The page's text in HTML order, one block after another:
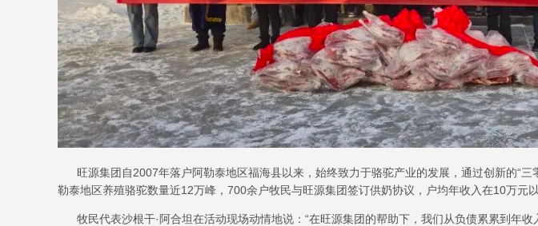
旺源集团自2007年落户阿勒泰地区福海县以来，始终致力于骆驼产业的发展，通过创新的“
勒泰地区养殖骆驼数量近12万峰，700余户牧民与旺源集团签订供奶协议，户均年收入在10万元
牧民代表沙根干·阿合坦在活动现场动情地说：“在旺源集团的帮助下，我们从负债累累到年